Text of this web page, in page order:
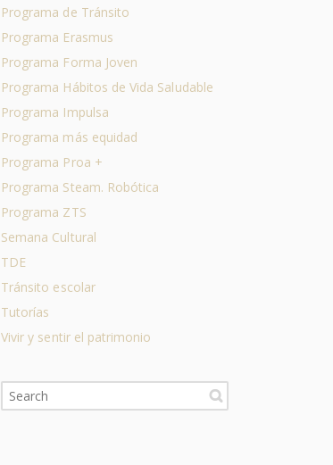
Programa de Tránsito
Programa Erasmus
Programa Forma Joven
Programa Hábitos de Vida Saludable
Programa Impulsa
Programa más equidad
Programa Proa +
Programa Steam. Robótica
Programa ZTS
Semana Cultural
TDE
Tránsito escolar
Tutorías
Vivir y sentir el patrimonio